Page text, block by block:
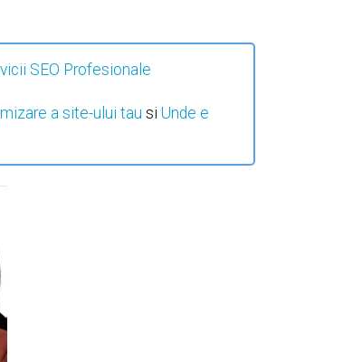
SEO Profesionale
a site-ului tau siUnde e